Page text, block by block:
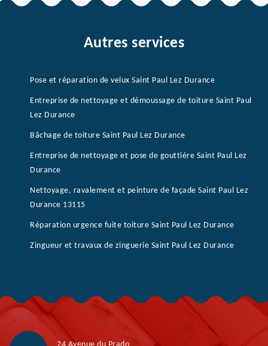
Autres services
Pose et réparation de velux Saint Paul Lez Durance
Entreprise de nettoyage et démoussage de toiture Saint Paul
Lez Durance
Bâchage de toiture Saint Paul Lez Durance
Entreprise de nettoyage et pose de gouttière Saint Paul Lez
Durance
Nettoyage, ravalement et peinture de façade Saint Paul Lez
Durance 13115
Réparation urgence fuite toiture Saint Paul Lez Durance
Zingueur et travaux de zinguerie Saint Paul Lez Durance